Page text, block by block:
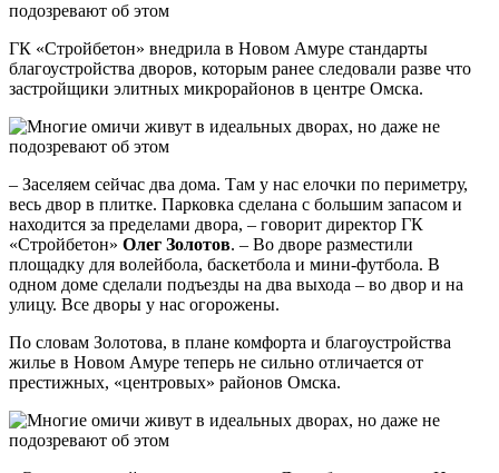
ГК «Стройбетон» внедрила в Новом Амуре стандарты
благоустройства дворов, которым ранее следовали разве что
застройщики элитных микрорайонов в центре Омска.
– Заселяем сейчас два дома. Там у нас елочки по периметру,
весь двор в плитке. Парковка сделана с большим запасом и
находится за пределами двора, – говорит директор ГК
«Стройбетон» Олег Золотов. – Во дворе разместили
площадку для волейбола, баскетбола и мини-футбола. В
одном доме сделали подъезды на два выхода – во двор и на
улицу. Все дворы у нас огорожены.
По словам Золотова, в плане комфорта и благоустройства
жилье в Новом Амуре теперь не сильно отличается от
престижных, «центровых» районов Омска.